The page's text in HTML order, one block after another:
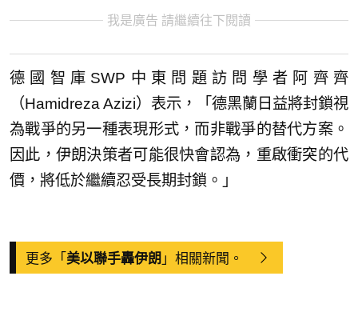
我是廣告 請繼續往下閱讀
德國智庫SWP中東問題訪問學者阿齊齊
（Hamidreza Azizi）表示，「德黑蘭日益將封鎖視
為戰爭的另一種表現形式，而非戰爭的替代方案。
因此，伊朗決策者可能很快會認為，重啟衝突的代
價，將低於繼續忍受長期封鎖。」
更多「美以聯手轟伊朗」相關新聞。